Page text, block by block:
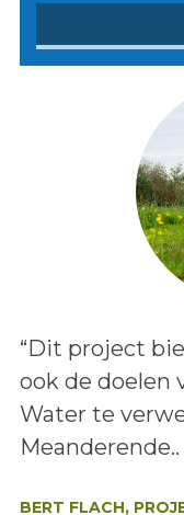
Lees het bericht:
“Dit project
ook de doelen
Water te
Meanderende..
BERT FLACH,